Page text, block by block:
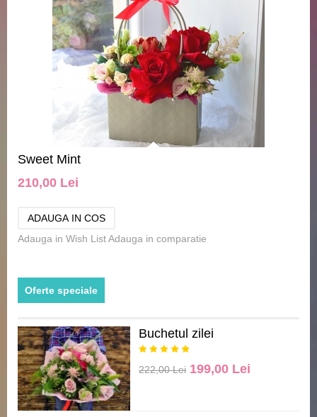
Sweet Mint
210,00 Lei
Adauga in Wish ListAdauga in comparatie
Oferte speciale
Buchetul zilei
222,00 Lei 199,00 Lei